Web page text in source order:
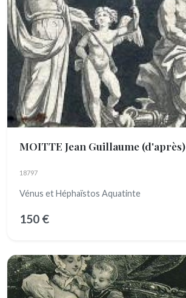
MOITTE Jean Guillaume (d'après)
18797
Vénus et Héphaïstos Aquatinte
150 €